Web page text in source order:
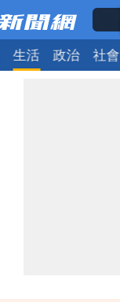
生活 政治 社會